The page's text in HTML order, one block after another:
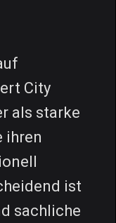
City
als starke
ihren
ist
sachliche